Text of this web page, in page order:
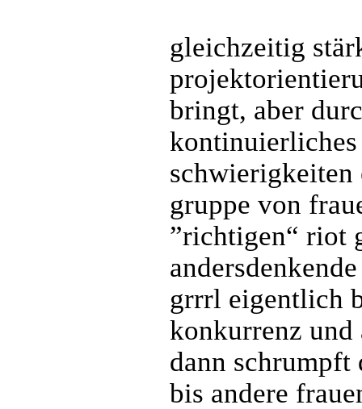
gleichzeitig
bringt, aber
schwierigkeiten
gruppe von
”richtigen“ riot
grrrl eigentlich
konkurrenz und
dann schrumpft
bis andere